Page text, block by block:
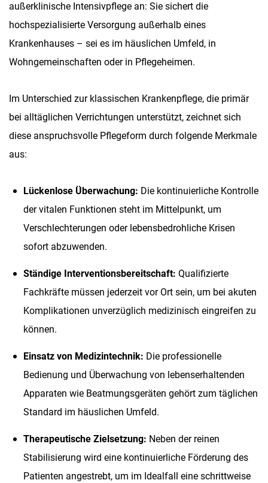
außerklinische Intensivpflege an: Sie sichert die
hochspezialisierte Versorgung außerhalb eines
Krankenhauses – sei es im häuslichen Umfeld, in
Wohngemeinschaften oder in Pflegeheimen.
Im Unterschied zur klassischen Krankenpflege, die primär
bei alltäglichen Verrichtungen unterstützt, zeichnet sich
diese anspruchsvolle Pflegeform durch folgende Merkmale
aus:
Lückenlose Überwachung: Die kontinuierliche Kontrolle
der vitalen Funktionen steht im Mittelpunkt, um
Verschlechterungen oder lebensbedrohliche Krisen
sofort abzuwenden.
Ständige Interventionsbereitschaft: Qualifizierte
Fachkräfte müssen jederzeit vor Ort sein, um bei akuten
Komplikationen unverzüglich medizinisch eingreifen zu
können.
Einsatz von Medizintechnik: Die professionelle
Bedienung und Überwachung von lebenserhaltenden
Apparaten wie Beatmungsgeräten gehört zum täglichen
Standard im häuslichen Umfeld.
Therapeutische Zielsetzung: Neben der reinen
Stabilisierung wird eine kontinuierliche Förderung des
Patienten angestrebt, um im Idealfall eine schrittweise